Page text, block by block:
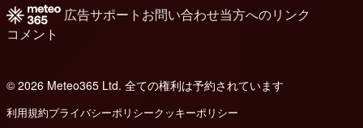
広告サポート お問い合わせ当方へのリンク
コメント
© 2026 Meteo365 Ltd. 全ての権利は予約されています
利用規約プライバシーポリシークッキーポリシー